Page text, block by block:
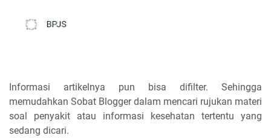
Informasi artikelnya pun bisa difilter. Sehingga
memudahkan Sobat Blogger dalam mencari rujukan materi
soal penyakit atau informasi kesehatan tertentu yang
sedang dicari.